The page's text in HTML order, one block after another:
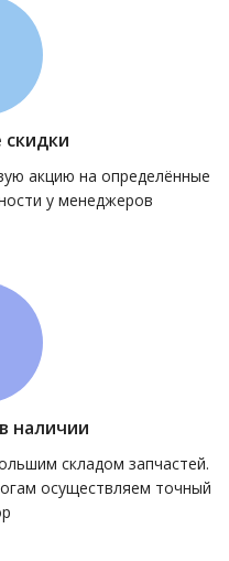
скидки
акцию на определённые
у менеджеров
наличии
складом запчастей.
осуществляем точный